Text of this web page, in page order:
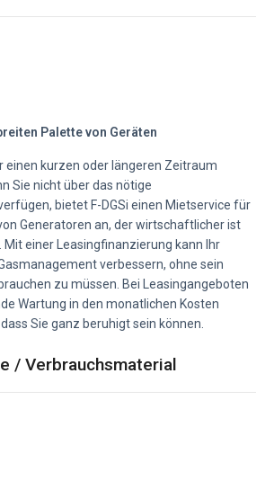
Palette von Geräten
einen kurzen oder längeren Zeitraum
Sie nicht über das nötige
bietet F-DGSi einen Mietservice für
Generatoren an, der wirtschaftlicher ist
einer Leasingfinanzierung kann Ihr
verbessern, ohne sein
zu müssen. Bei Leasingangeboten
Wartung in den monatlichen Kosten
Sie ganz beruhigt sein können.
/ Verbrauchsmaterial